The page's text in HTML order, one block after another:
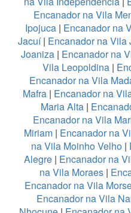
Encanador na Vila
Ipojuca| Encanador na
Jacuí| Encanador na Vila
Joaniza| Encanador na
Vila Leopoldina|
Encanador na Vila
Mafra | Encanador na
Maria Alta|
Encanador na Vila
Miriam | Encanador na
na Vila Moinho Velho |
Alegre| Encanador na
na Vila Moraes|
Encanador na Vila
Encanador na Vila